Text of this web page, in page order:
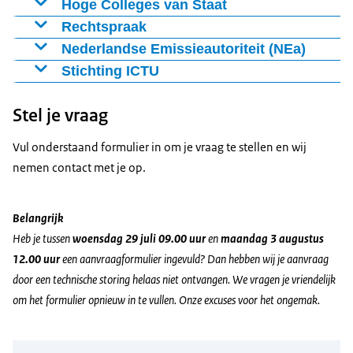
Wendy.Simonse@oprijk.nl
Yvonne Lagerberg:
Nationaal Coördinator Groningen
Ines Balkema:
Yvonne.Lagerberg@oprijk.nl
Wendy Broersen-Fransen:
Wendy.Fransen@oprijk.nl
Ines Balkema:
Majka.Veen@oprijk.nl
Ines Balkema:
Anoeshka.Ishwardat@oprijk.nl
Hoge Colleges van Staat
Hoge Colleges van Staat
Ines Balkema:
Rechtspraak
Raad voor de Rechtspraak
Ines Balkema:
Nederlandse Emissieautoriteit (NEa)
Nederlandse Emissieautoriteit (NEa)
Stichting ICTU
Ines Balkema:
Stel je vraag
Vul onderstaand formulier in om je vraag te stellen en wij
nemen contact met je op.
Belangrijk
Heb je tussenwoensdag 29 juli 09.00 uurenmaandag 3 augustus
12.00 uureen aanvraagformulier ingevuld? Dan hebben wij je aanvraag
door een technische storing helaas niet ontvangen. We vragen je vriendelijk
om het formulier opnieuw in te vullen. Onze excuses voor het ongemak.